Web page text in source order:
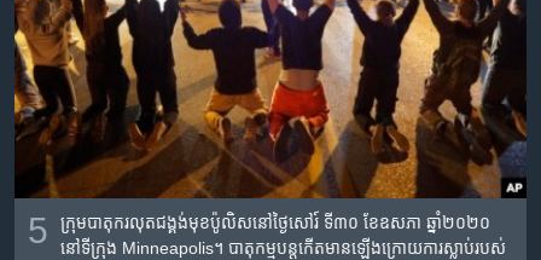
5
ក្រុម​បាតុករ​លុត​ជង្គង់​មុខ​ប៉ូលិស​នៅ​ថ្ងៃសៅរ៍​ ទី៣០ ខែ​ឧសភា ឆ្នាំ២០២០
នៅ​ទីក្រុង​ Minneapolis។ បាតុកម្ម​បន្ត​កើតមាន​ឡើង​ក្រោយ​ការ​ស្លាប់​របស់​